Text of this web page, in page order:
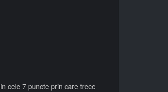
cele 7 puncte prin care trece